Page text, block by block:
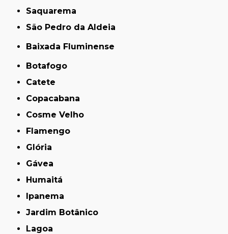
Saquarema
São Pedro da Aldeia
Baixada Fluminense
Botafogo
Catete
Copacabana
Cosme Velho
Flamengo
Glória
Gávea
Humaitá
Ipanema
Jardim Botânico
Lagoa